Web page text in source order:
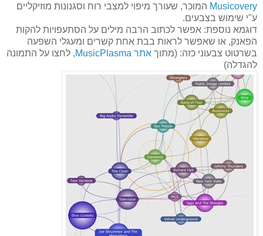
Musicovery המוכר, שעורך מיפוי למצבי רוח וסגנונות מוזיקליים
ע"י שימוש בצבעים.
דוגמא נוספת: אפשר לכתוב הרבה מילים על הסתעפויות להקות
הפאנק, או שאפשר לראות בבת אחת קשרים ומעגלי השפעה
בשרטוט צבעוני כזה: (מתוך אתר MusicPlasma
, לחצו על התמונה
להגדלה)